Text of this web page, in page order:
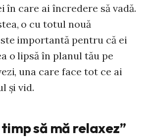
în care ai încredere să vadă.
o cu totul nouă
importantă pentru că ei
o lipsă în planul tău pe
una care face tot ce ai
și vid.
timp să mă relaxez”